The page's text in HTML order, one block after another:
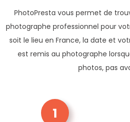
PhotoPresta vous permet de
photographe professionnel pour
soit le lieu en France, la date et
est remis au photographe
photos, pas
1